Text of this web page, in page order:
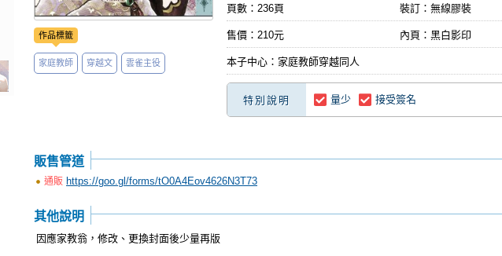
作品標籤
家庭教師 穿越文 雲雀主役
頁數：236頁 裝訂：無線膠裝
售價：210元 內頁：黑白影印
本子中心：家庭教師穿越同人
特別說明 量少 接受簽名
販售管道
通販 https://goo.gl/forms/tO0A4Eov4626N3T73
其他說明
因應家教翁，修改、更換封面後少量再版